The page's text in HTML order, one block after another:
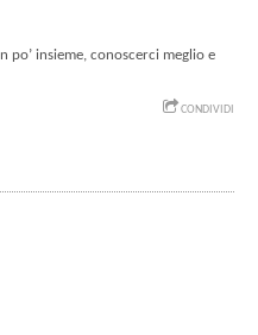
po’ insieme, conoscerci meglio e
CONDIVIDI